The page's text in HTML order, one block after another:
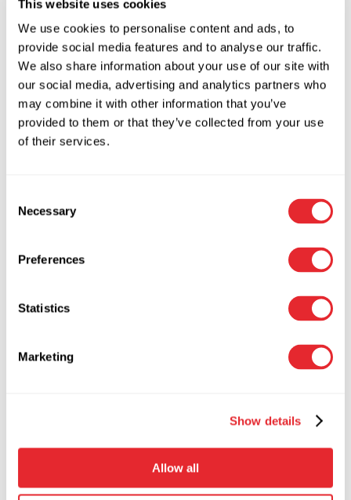
This website uses cookies
We use cookies to personalise content and ads, to
provide social media features and to analyse our traffic.
We also share information about your use of our site with
our social media, advertising and analytics partners who
may combine it with other information that you’ve
provided to them or that they’ve collected from your use
of their services.
Selection
Necessary
Preferences
Statistics
Marketing
Show details
Allow all
Brandsikkert pengeskab
Garant 75
21.125,00 kr.
inkl. moms
16.900,00 kr. Ekskl. moms
Vælg
flere
varianter.
Mulighederne